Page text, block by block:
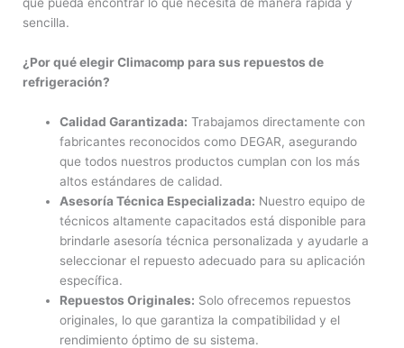
sencilla.
¿Por qué elegir Climacomp para sus repuestos de
refrigeración?
Calidad Garantizada: Trabajamos directamente con
fabricantes reconocidos como DEGAR, asegurando
que todos nuestros productos cumplan con los más
altos estándares de calidad.
Asesoría Técnica Especializada: Nuestro equipo de
técnicos altamente capacitados está disponible para
brindarle asesoría técnica personalizada y ayudarle a
seleccionar el repuesto adecuado para su aplicación
específica.
Repuestos Originales: Solo ofrecemos repuestos
originales, lo que garantiza la compatibilidad y el
rendimiento óptimo de su sistema.